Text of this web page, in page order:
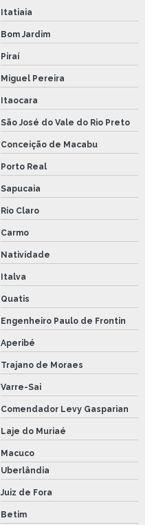
Itatiaia
Bom Jardim
Piraí
Miguel Pereira
Itaocara
São José do Vale do Rio Preto
Conceição de Macabu
Porto Real
Sapucaia
Rio Claro
Carmo
Natividade
Italva
Quatis
Engenheiro Paulo de Frontin
Aperibé
Trajano de Moraes
Varre-Sai
Comendador Levy Gasparian
Laje do Muriaé
Macuco
Uberlândia
Juiz de Fora
Betim